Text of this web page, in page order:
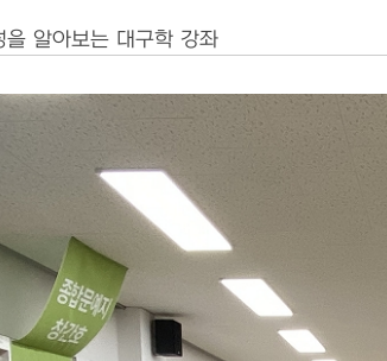
을 알아보는 대구학 강좌